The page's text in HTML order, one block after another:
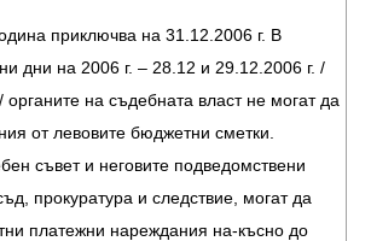
приключва на 31.12.2006 г. В
дни на 2006 г. – 28.12 и 29.12.2006 г. /
органите на съдебната власт не могат да
от левовите бюджетни сметки.
съвет и неговите подведомствени
прокуратура и следствие, могат да
платежни нареждания на-късно до